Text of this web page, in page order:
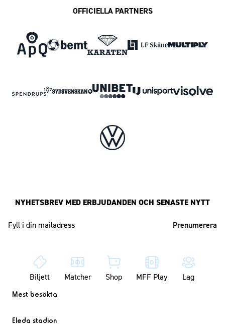
OFFICIELLA PARTNERS
NYHETSBREV MED ERBJUDANDEN OCH SENASTE NYTT
Biljett Matcher Shop MFF Play Lag
Mest besökta
Eleda stadion